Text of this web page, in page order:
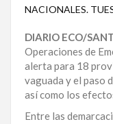
NACIONAL
SANTO
DOMINGO
SANTIAGO
SAN
NACIONALES.
DIARIO ECO/
Operaciones de
alerta para 18
vaguada y el paso
así como los
Entre las